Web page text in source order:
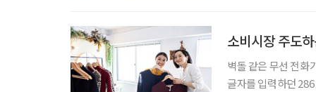
소비시장 주도
벽돌 같은 무선 전화
글자를 입력하던